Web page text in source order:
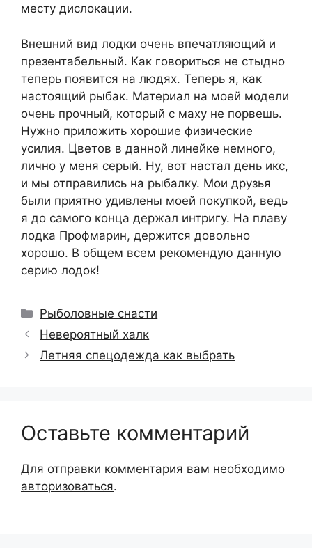
месту дислокации.
Внешний вид лодки очень впечатляющий и
презентабельный. Как говориться не стыдно
теперь появится на людях. Теперь я, как
настоящий рыбак. Материал на моей модели
очень прочный, который с маху не порвешь.
Нужно приложить хорошие физические
усилия. Цветов в данной линейке немного,
лично у меня серый. Ну, вот настал день икс,
и мы отправились на рыбалку. Мои друзья
были приятно удивлены моей покупкой, ведь
я до самого конца держал интригу. На плаву
лодка Профмарин, держится довольно
хорошо. В общем всем рекомендую данную
серию лодок!
Рубрики
Рыболовные снасти
Невероятный халк
Летняя спецодежда как выбрать
Оставьте комментарий
Для отправки комментария вам необходимо
авторизоваться.